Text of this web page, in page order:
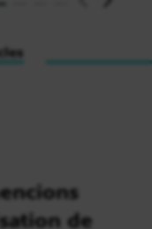
de